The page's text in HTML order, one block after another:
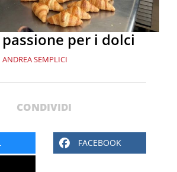
per i dolci
ANDREA SEMPLICI
CONDIVIDI
FACEBOOK